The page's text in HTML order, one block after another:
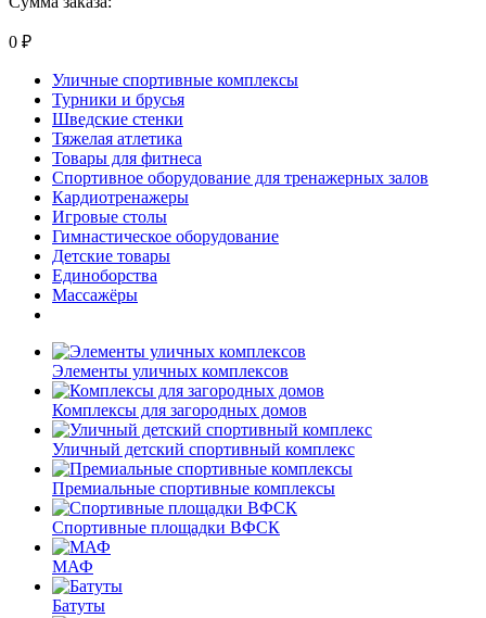
0 ₽
Уличные спортивные комплексы
Турники и брусья
Шведские стенки
Тяжелая атлетика
Товары для фитнеса
Спортивное оборудование для тренажерных залов
Кардиотренажеры
Игровые столы
Гимнастическое оборудование
Детские товары
Единоборства
Массажёры
Элементы уличных комплексов
Комплексы для загородных домов
Уличный детский спортивный комплекс
Премиальные спортивные комплексы
Спортивные площадки ВФСК
МАФ
Батуты